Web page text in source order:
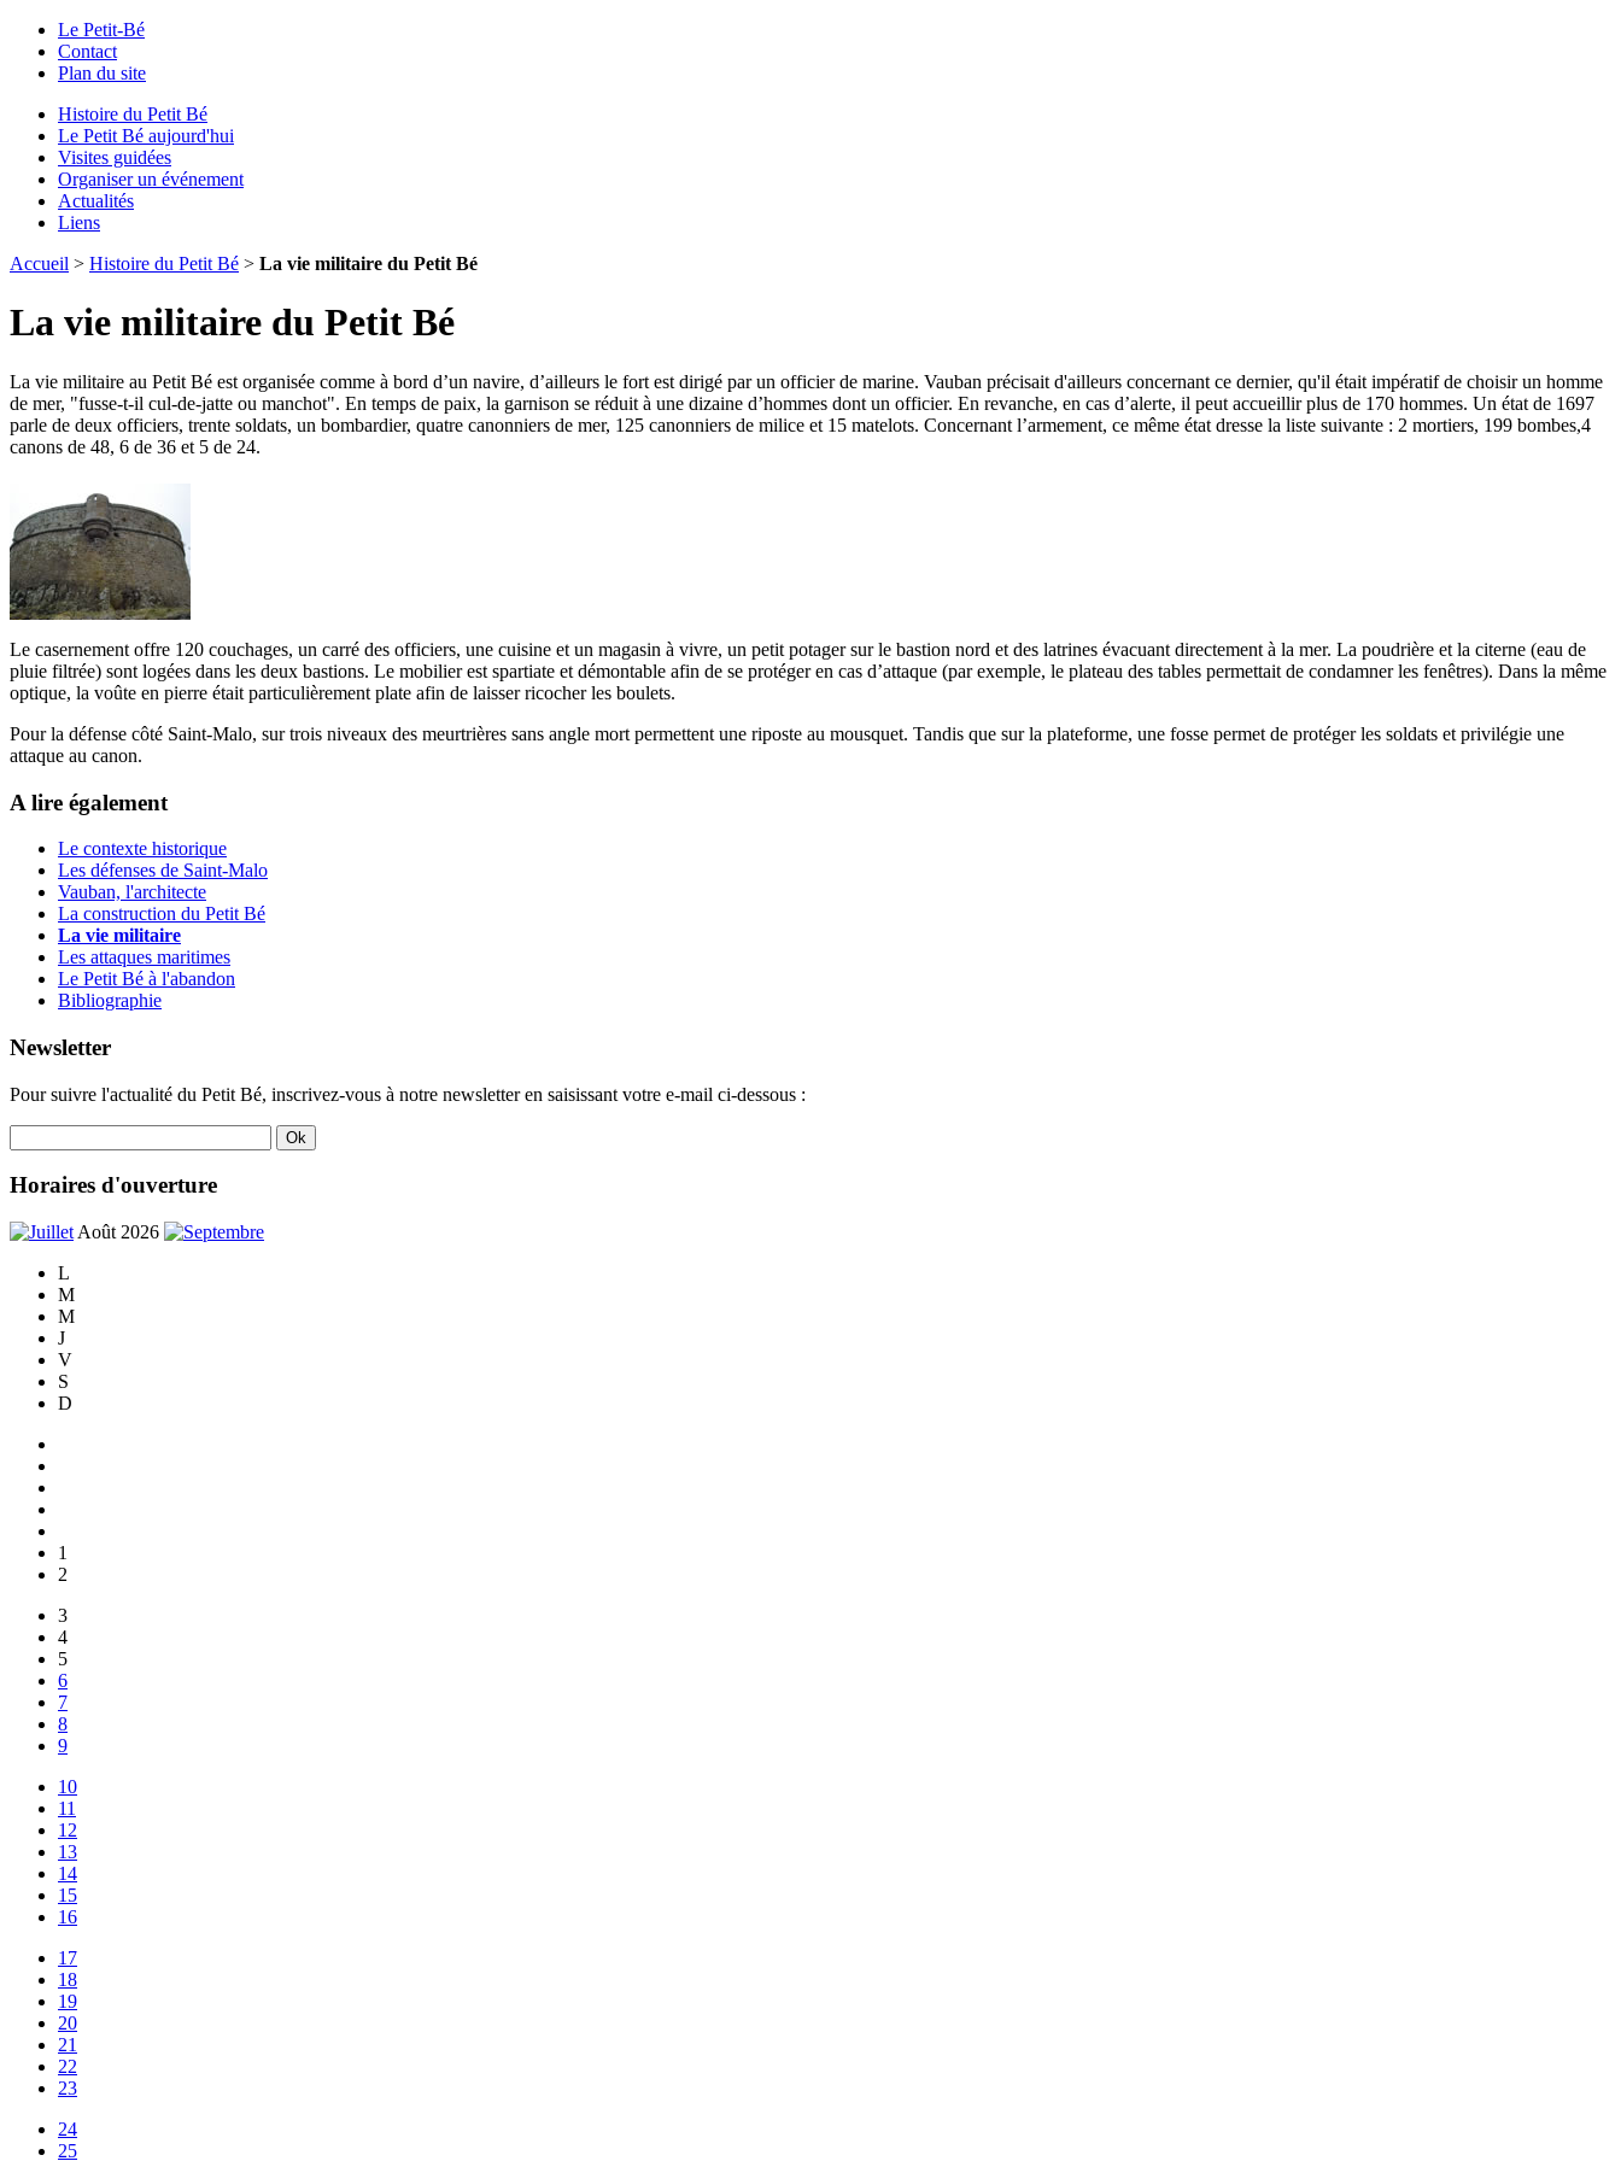
Le Petit-Bé
Contact
Plan du site
Histoire du Petit Bé
Le Petit Bé aujourd'hui
Visites guidées
Organiser un événement
Actualités
Liens
Accueil > Histoire du Petit Bé > La vie militaire du Petit Bé
La vie militaire du Petit Bé
La vie militaire au Petit Bé est organisée comme à bord d’un navire, d’ailleurs le fort est dirigé par un officier de marine. Vauban précisait d'ailleurs concernant ce dernier, qu'il était impératif de choisir un homme
de mer, "fusse-t-il cul-de-jatte ou manchot". En temps de paix, la garnison se réduit à une dizaine d’hommes dont un officier. En revanche, en cas d’alerte, il peut accueillir plus de 170 hommes. Un état de 1697
parle de deux officiers, trente soldats, un bombardier, quatre canonniers de mer, 125 canonniers de milice et 15 matelots. Concernant l’armement, ce même état dresse la liste suivante : 2 mortiers, 199 bombes,4
canons de 48, 6 de 36 et 5 de 24.
Le casernement offre 120 couchages, un carré des officiers, une cuisine et un magasin à vivre, un petit potager sur le bastion nord et des latrines évacuant directement à la mer. La poudrière et la citerne (eau de
pluie filtrée) sont logées dans les deux bastions. Le mobilier est spartiate et démontable afin de se protéger en cas d’attaque (par exemple, le plateau des tables permettait de condamner les fenêtres). Dans la même
optique, la voûte en pierre était particulièrement plate afin de laisser ricocher les boulets.
Pour la défense côté Saint-Malo, sur trois niveaux des meurtrières sans angle mort permettent une riposte au mousquet. Tandis que sur la plateforme, une fosse permet de protéger les soldats et privilégie une
attaque au canon.
A lire également
Le contexte historique
Les défenses de Saint-Malo
Vauban, l'architecte
La construction du Petit Bé
La vie militaire
Les attaques maritimes
Le Petit Bé à l'abandon
Bibliographie
Newsletter
Pour suivre l'actualité du Petit Bé, inscrivez-vous à notre newsletter en saisissant votre e-mail ci-dessous :
Horaires d'ouverture
Août 2026
L
M
M
J
V
S
D
1
2
3
4
5
6
7
8
9
10
11
12
13
14
15
16
17
18
19
20
21
22
23
24
25